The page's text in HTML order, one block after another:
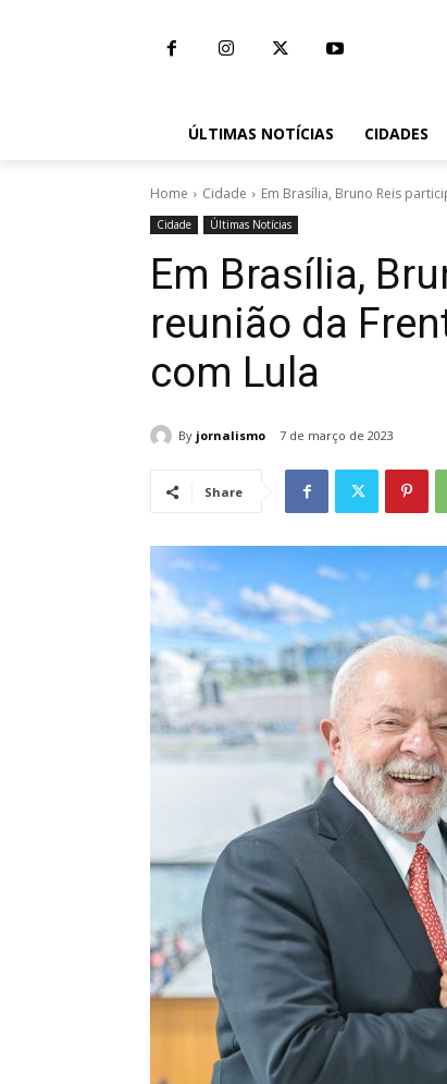
ÚLTIMAS NOTÍCIAS CIDADES
Home Cidade Em Brasília, Bruno Reis
Cidade Últimas Notícias
Em Brasília,
reunião da
com Lula
By jornalismo 7 de março de 2023
Share